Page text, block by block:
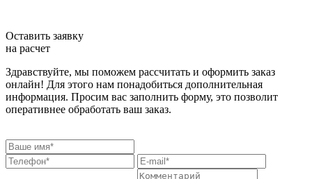
Оставить заявку
на расчет
Здравствуйте, мы поможем рассчитать и оформить заказ
онлайн! Для этого нам понадобиться дополнительная
информация. Просим вас заполнить форму, это позволит
оперативнее обработать ваш заказ.